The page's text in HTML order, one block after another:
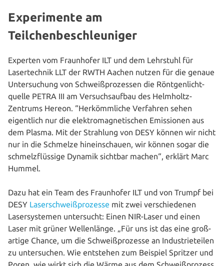
Experimente am
Teilchenbeschleuniger
Experten vom Fraun­ho­fer ILT und dem Lehrstuhl für
Laser­tech­nik LLT der RWTH Aachen nutzen für die genaue
Unter­su­chung von Schweiß­pro­zes­sen die Rönt­gen­licht­
quel­le PETRA III am Ver­suchs­auf­bau des Helmholtz-
Zentrums Hereon. “Her­kömm­li­che Verfahren sehen
eigent­lich nur die elek­tro­ma­gne­ti­schen Emis­sio­nen aus
dem Plasma. Mit der Strahlung von DESY können wir nicht
nur in die Schmelze hin­ein­schau­en, wir können sogar die
schmelz­flüs­si­ge Dynamik sichtbar machen“, erklärt Marc
Hummel.
Dazu hat ein Team des Fraun­ho­fer ILT und von Trumpf bei
DESY Laser­schweiß­pro­zes­se mit zwei ver­schie­de­nen
Laser­sys­te­men unter­sucht: Einen NIR-Laser und einen
Laser mit grüner Wel­len­län­ge. „Für uns ist das eine groß­
ar­ti­ge Chance, um die Schweiß­pro­zes­se an Indus­trie­tei­len
zu unter­su­chen. Wie entstehen zum Beispiel Spritzer und